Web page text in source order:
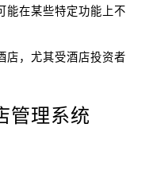
能在某些特定功能上不
店，尤其受酒店投资者
管理系统